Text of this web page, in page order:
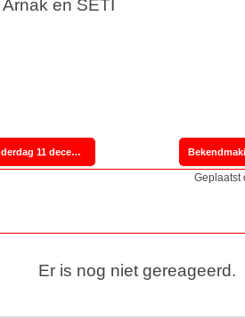
en SETI
« Adventskalender deals Donderdag 11 december
Geplaatst
Er is nog niet gereageerd.